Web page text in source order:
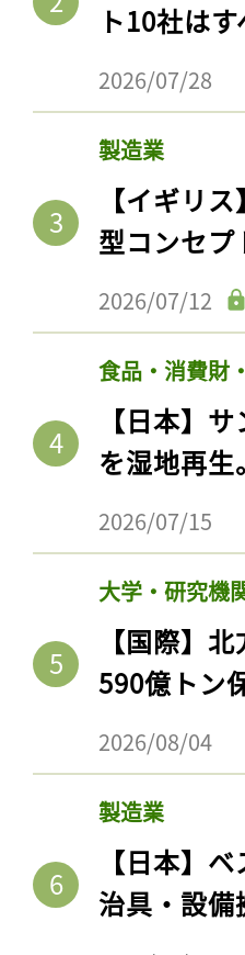
ト10社は
2026/07/28
製造業
【イギリ
型コンセ
2026/07/12
食品・消費財
【日本】
を湿地再
2026/07/15
大学・研究機
【国際】
590億トン
2026/08/04
製造業
【日本】
治具・設備